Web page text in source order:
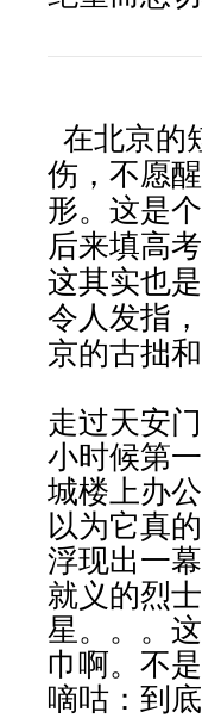
在北京的
伤，不愿
形。这是
后来填高
这其实也
令人发指
京的古拙和
走过天安
小时候第
城楼上办
以为它真
浮现出一
就义的烈
星。。。
巾啊。不
嘀咕：到